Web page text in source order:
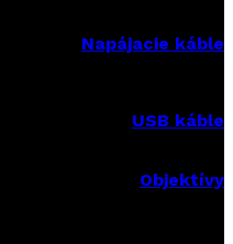
Napájacie káble
USB káble
Objektívy